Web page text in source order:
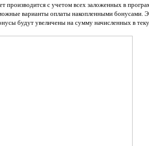
производится с учетом всех заложенных в
варианты оплаты накопленными бонусами.
будут увеличены на сумму начисленных в